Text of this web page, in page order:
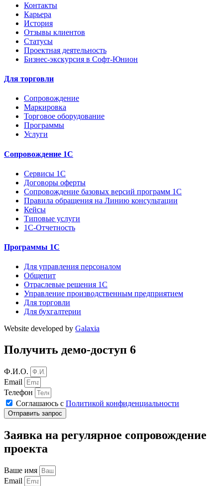
Контакты
Карьера
История
Отзывы клиентов
Статусы
Проектная деятельность
Бизнес-экскурсия в Софт-Юнион
Для торговли
Сопровождение
Маркировка
Торговое оборудование
Программы
Услуги
Сопровождение 1С
Сервисы 1С
Договоры оферты
Сопровождение базовых версий программ 1С
Правила обращения на Линию консультации
Кейсы
Типовые услуги
1С-Отчетность
Программы 1С
Для управления персоналом
Общепит
Отраслевые решения 1С
Управление производственным предприятием
Для торговли
Для бухгалтерии
Website developed by Galaxia
Получить демо-доступ 6
Ф.И.О.
Email
Телефон
Соглашаюсь с Политикой конфиденциальности
Отправить запрос
Заявка на регулярное сопровождение
проекта
Ваше имя
Email